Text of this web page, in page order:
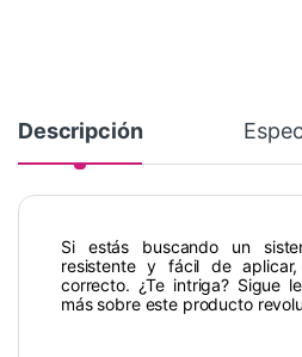
Descripción
Si estás buscando un
resistente y fácil de
correcto. ¿Te intriga? Sigue
más sobre este producto